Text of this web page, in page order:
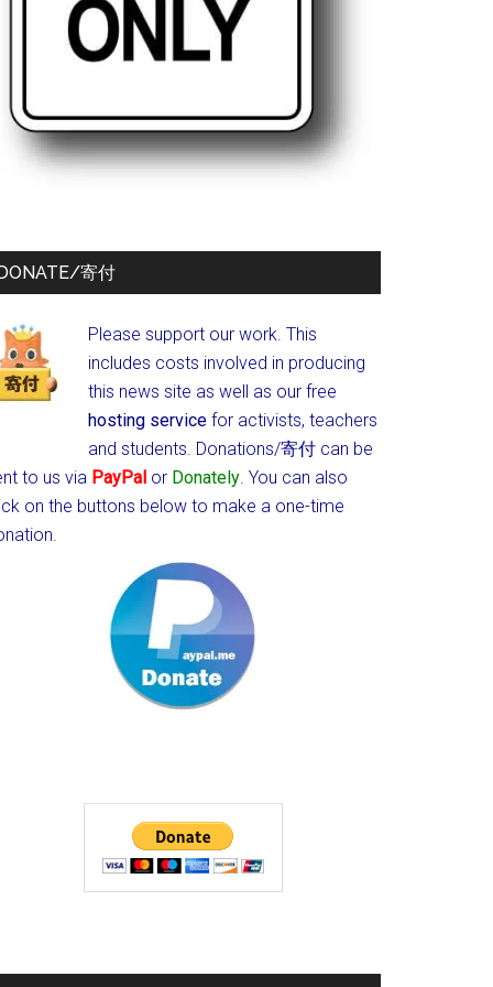
寄付
Please support our work. This
includes costs involved in producing
this news site as well as our free
hosting service for activists, teachers
and students. Donations/寄付 can be
to us via PayPal or Donately. You can also
on the buttons below to make a one-time